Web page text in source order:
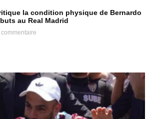
la condition physique de Bernardo
au Real Madrid